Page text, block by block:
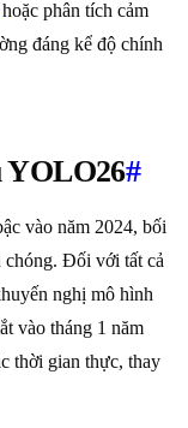
hoặc phân tích cảm
đáng kể độ chính
YOLO26#
vào năm 2024, bối
chóng. Đối với tất cả
nghị mô hình
vào tháng 1 năm
thời gian thực, thay